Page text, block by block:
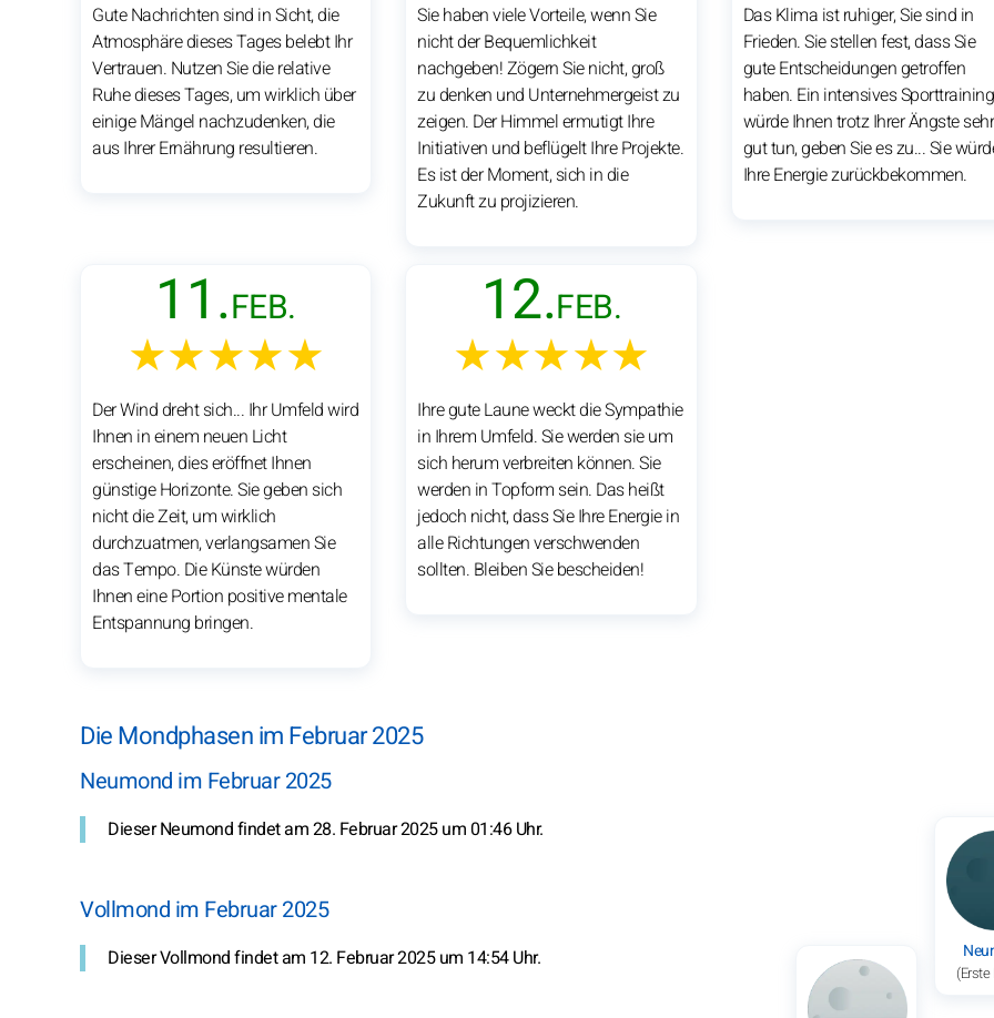
Gute Nachrichten sind in Sicht, die
Atmosphäre dieses Tages belebt Ihr
Vertrauen. Nutzen Sie die relative
Ruhe dieses Tages, um wirklich über
einige Mängel nachzudenken, die
aus Ihrer Ernährung resultieren.
Sie haben viele Vorteile, wenn Sie
nicht der Bequemlichkeit
nachgeben! Zögern Sie nicht, groß
zu denken und Unternehmergeist zu
zeigen. Der Himmel ermutigt Ihre
Initiativen und beflügelt Ihre Projekte.
Es ist der Moment, sich in die
Zukunft zu projizieren.
Das Klima ist ruhiger, Sie sind in
Frieden. Sie stellen fest, dass Sie
gute Entscheidungen getroffen
haben. Ein intensives Sporttraining
würde Ihnen trotz Ihrer Ängste sehr
gut tun, geben Sie es zu... Sie
Ihre Energie zurückbekommen.
11.FEB.
★★★★★
Der Wind dreht sich... Ihr Umfeld wird
Ihnen in einem neuen Licht
erscheinen, dies eröffnet Ihnen
günstige Horizonte. Sie geben sich
nicht die Zeit, um wirklich
durchzuatmen, verlangsamen Sie
das Tempo. Die Künste würden
Ihnen eine Portion positive mentale
Entspannung bringen.
12.FEB.
★★★★★
Ihre gute Laune weckt die Sympathie
in Ihrem Umfeld. Sie werden sie um
sich herum verbreiten können. Sie
werden in Topform sein. Das heißt
jedoch nicht, dass Sie Ihre Energie in
alle Richtungen verschwenden
sollten. Bleiben Sie bescheiden!
Die Mondphasen im Februar 2025
Neumond im Februar 2025
Dieser Neumond findet am 28. Februar 2025 um 01:46 Uhr.
Vollmond im Februar 2025
Dieser Vollmond findet am 12. Februar 2025 um 14:54 Uhr.